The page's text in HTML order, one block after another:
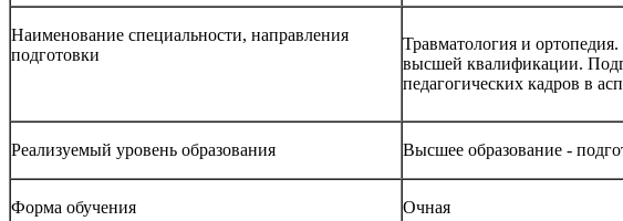
Наименование специальности, направления
подготовки
Травматология и
высшей квалификации.
педагогических кадров в
Реализуемый уровень образования Высшее образование -
Форма обучения Очная